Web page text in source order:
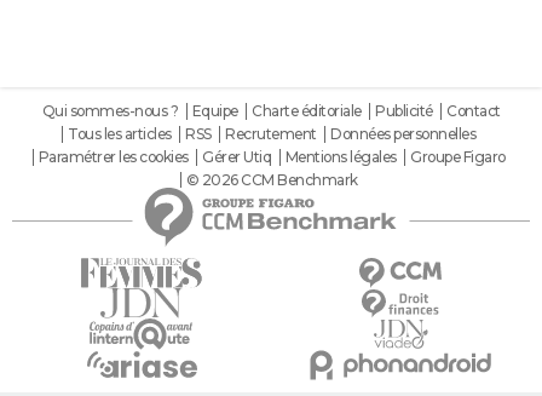
Qui sommes-nous ? Equipe Charte éditoriale Publicité
Contact
Tous les articles
RSS Recrutement
Données personnelles
Paramétrer les cookies
Gérer Utiq Mentions légales
Groupe Figaro
© 2026 CCM Benchmark